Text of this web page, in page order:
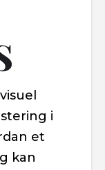
i
et
kan